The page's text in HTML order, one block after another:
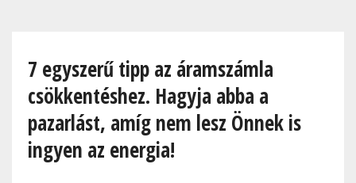
content7 egyszerű tipp az áramszámla
csökkentéshez. Hagyja abba a
pazarlást, amíg nem lesz Önnek is
ingyen az energia!